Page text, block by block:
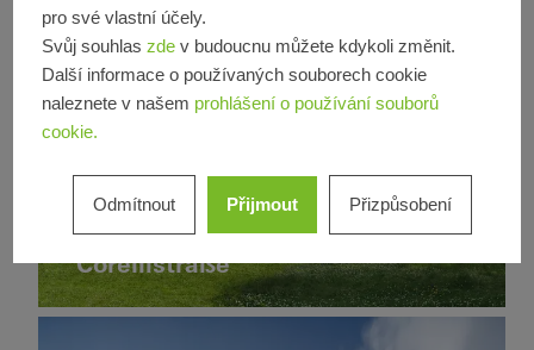
využitím
Novostavba
Deutschlandhaus
Posuvné dveře
Germany
Wohnkomplex an der
Corellistraße
pro své vlastní účely.
Svůj souhlas zde v budoucnu můžete kdykoli změnit.
Další informace o používaných souborech cookie
naleznete v našem prohlášení o používání souborů
cookie.
Odmítnout Přijmout Přizpůsobení